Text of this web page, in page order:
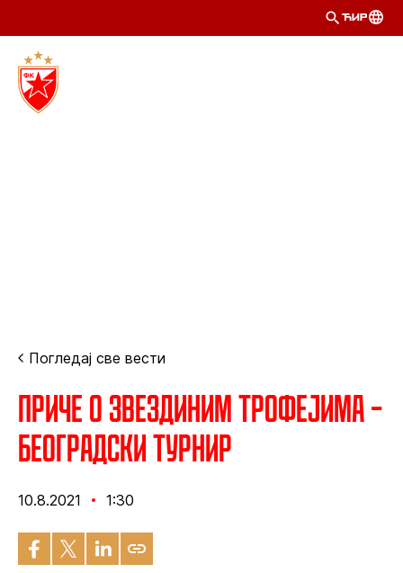
ЋИР
Погледај све вести
Приче о Звездиним трофејима –
Београдски турнир
10.8.2021 1:30